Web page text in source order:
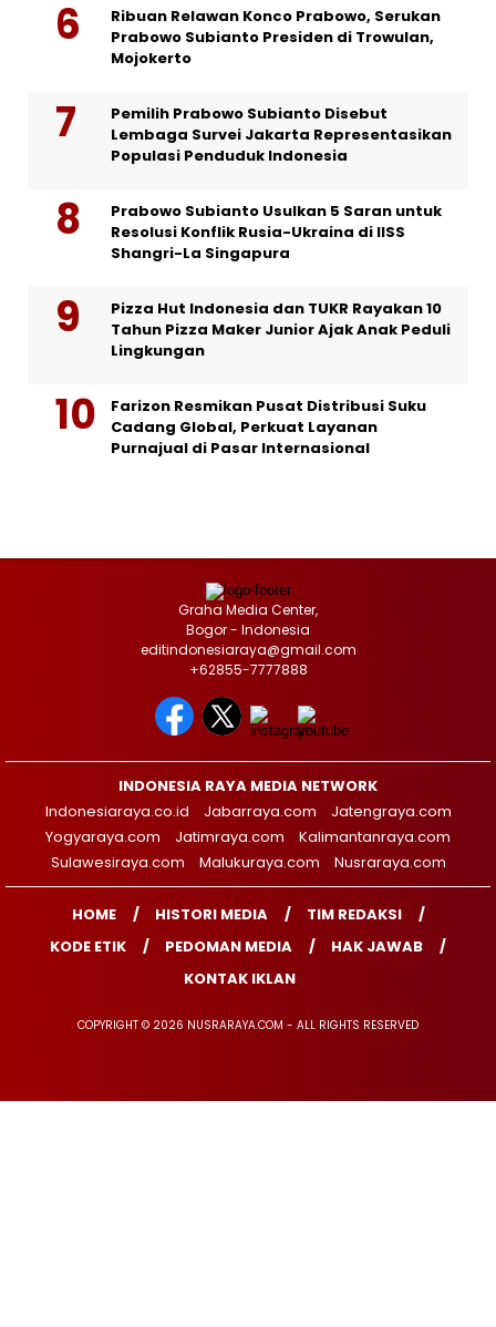
Ribuan Relawan Konco Prabowo, Serukan
Prabowo Subianto Presiden di Trowulan,
Mojokerto
Pemilih Prabowo Subianto Disebut
Lembaga Survei Jakarta Representasikan
Populasi Penduduk Indonesia
Prabowo Subianto Usulkan 5 Saran untuk
Resolusi Konflik Rusia-Ukraina di IISS
Shangri-La Singapura
Pizza Hut Indonesia dan TUKR Rayakan 10
Tahun Pizza Maker Junior Ajak Anak Peduli
Lingkungan
Farizon Resmikan Pusat Distribusi Suku
Cadang Global, Perkuat Layanan
Purnajual di Pasar Internasional
Graha Media Center,
Bogor - Indonesia
editindonesiaraya@gmail.com
+62855-7777888
INDONESIA RAYA MEDIA NETWORK
Indonesiaraya.co.id
Jabarraya.com
Jatengraya.com
Yogyaraya.com
Jatimraya.com
Kalimantanraya.com
Sulawesiraya.com
Malukuraya.com Nusraraya.com
HOME HISTORI MEDIA
TIM REDAKSI
KODE ETIK
PEDOMAN MEDIA
HAK JAWAB
KONTAK IKLAN
COPYRIGHT © 2026 NUSRARAYA.COM - ALL RIGHTS RESERVED